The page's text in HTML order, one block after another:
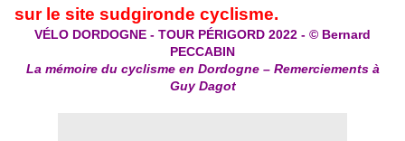
sur le site sudgironde cyclisme.
VÉLO DORDOGNE - TOUR PÉRIGORD 2022 - © Bernard
PECCABIN
La mémoire du cyclisme en Dordogne – Remerciements à
Guy Dagot